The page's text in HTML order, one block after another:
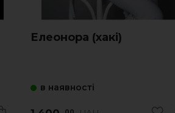
Елеонора (хакі)
в наявності